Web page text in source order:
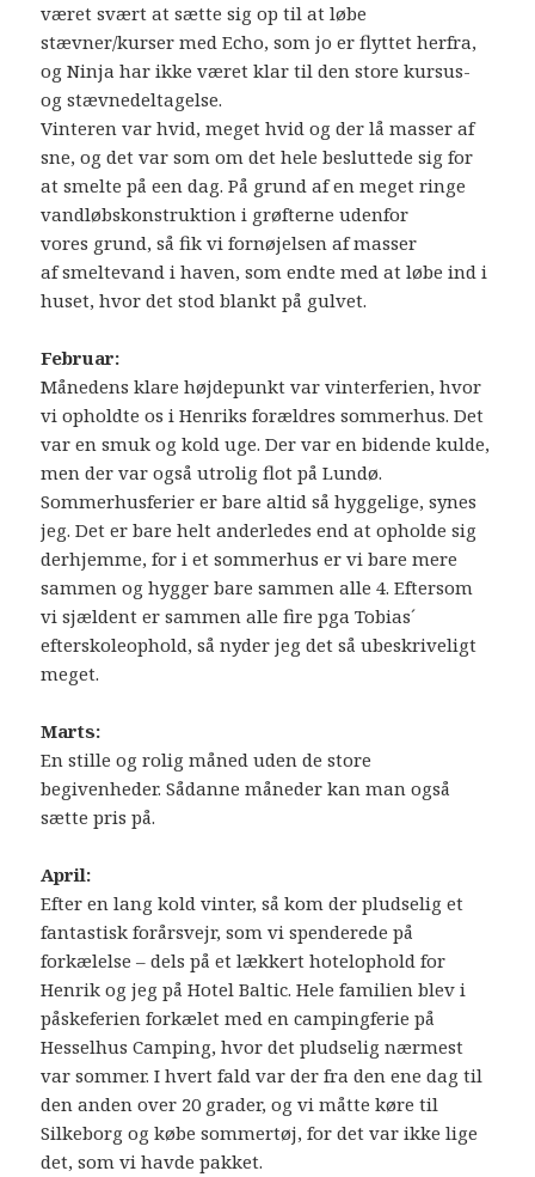
været svært at sætte sig op til at løbe
stævner/kurser med Echo, som jo er flyttet herfra,
og Ninja har ikke været klar til den store kursus-
og stævnedeltagelse.
Vinteren var hvid, meget hvid og der lå masser af
sne, og det var som om det hele besluttede sig for
at smelte på een dag. På grund af en meget ringe
vandløbskonstruktion i grøfterne udenfor
vores grund, så fik vi fornøjelsen af masser
af smeltevand i haven, som endte med at løbe ind i
huset, hvor det stod blankt på gulvet.
Februar:
Månedens klare højdepunkt var vinterferien, hvor
vi opholdte os i Henriks forældres sommerhus. Det
var en smuk og kold uge. Der var en bidende kulde,
men der var også utrolig flot på Lundø.
Sommerhusferier er bare altid så hyggelige, synes
jeg. Det er bare helt anderledes end at opholde sig
derhjemme, for i et sommerhus er vi bare mere
sammen og hygger bare sammen alle 4. Eftersom
vi sjældent er sammen alle fire pga Tobias´
efterskoleophold, så nyder jeg det så ubeskriveligt
meget.
Marts:
En stille og rolig måned uden de store
begivenheder. Sådanne måneder kan man også
sætte pris på.
April:
Efter en lang kold vinter, så kom der pludselig et
fantastisk forårsvejr, som vi spenderede på
forkælelse – dels på et lækkert hotelophold for
Henrik og jeg på Hotel Baltic. Hele familien blev i
påskeferien forkælet med en campingferie på
Hesselhus Camping, hvor det pludselig nærmest
var sommer. I hvert fald var der fra den ene dag til
den anden over 20 grader, og vi måtte køre til
Silkeborg og købe sommertøj, for det var ikke lige
det, som vi havde pakket.